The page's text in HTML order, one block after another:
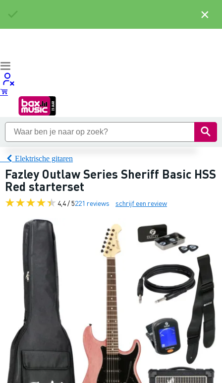
Elektrische gitaren
Fazley Outlaw Series Sheriff Basic HSS
Red starterset
4,4 / 5221 reviews schrijf een review
×